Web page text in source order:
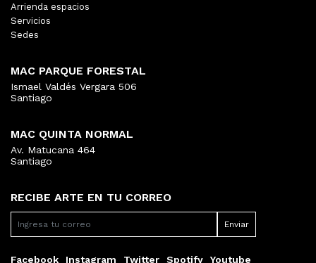
RECIBE ARTE EN TU CORREO
Facebook Instagram Twitter Spotify Youtube
Arrienda espacios
Servicios
Sedes
MAC PARQUE FORESTAL
Ismael Valdés Vergara 506
Santiago
MAC QUINTA NORMAL
Av. Matucana 464
Santiago